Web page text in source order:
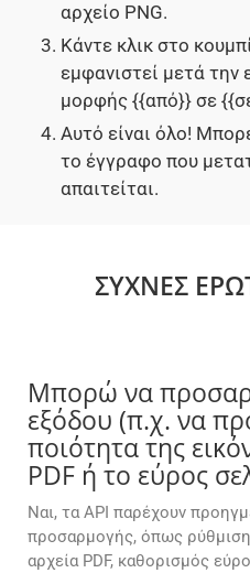
αρχείο PNG.
Κάντε κλικ στο
εμφανιστεί μετά την
μορφής {{από}} σε
Αυτό είναι όλο!
το έγγραφο που
απαιτείται.
ΣΥΧΝΈΣ
Μπορώ να
εξόδου (π.χ. να
ποιότητα της
PDF ή το εύρος
Ναι, τα API παρέχουν
προσαρμογής, όπως ρύθμιση
αρχεία PDF, καθορισμός